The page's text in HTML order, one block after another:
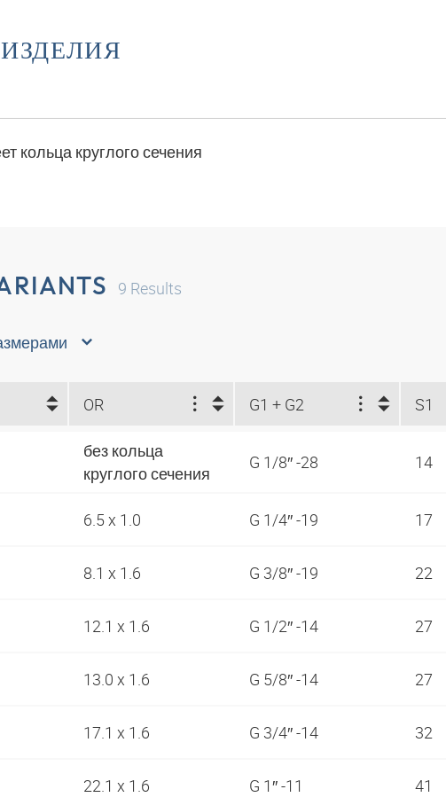
кольца круглого сечения
9 Results
OR G1 + G2 S1
без кольца
круглого сечения
G 1/8″ -28 14
6.5 x 1.0 G 1/4″ -19 17
8.1 x 1.6 G 3/8″ -19 22
12.1 x 1.6 G 1/2″ -14 27
13.0 x 1.6 G 5/8″ -14 27
17.1 x 1.6 G 3/4″ -14 32
22.1 x 1.6 G 1″ -11 41